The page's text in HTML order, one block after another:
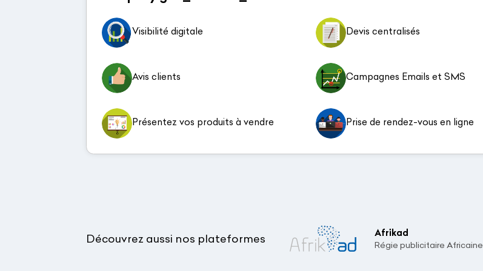
Visibilité digitale Devis centralisés
Avis clients Campagnes Emails et SMS
Présentez vos produits à vendre Prise de rendez-vous en ligne
Découvrez aussi nos plateformes
Afrikad
Régie publicitaire Africaine.